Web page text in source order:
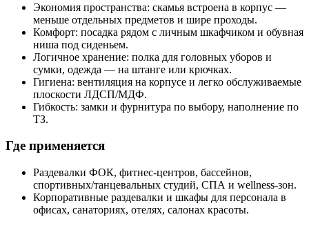
Экономия пространства: скамья встроена в корпус —
меньше отдельных предметов и шире проходы.
Комфорт: посадка рядом с личным шкафчиком и обувная
ниша под сиденьем.
Логичное хранение: полка для головных уборов и
сумки, одежда — на штанге или крючках.
Гигиена: вентиляция на корпусе и легко обслуживаемые
плоскости ЛДСП/МДФ.
Гибкость: замки и фурнитура по выбору, наполнение по
ТЗ.
Где применяется
Раздевалки ФОК, фитнес‑центров, бассейнов,
спортивных/танцевальных студий, СПА и wellness‑зон.
Корпоративные раздевалки и шкафы для персонала в
офисах, санаториях, отелях, салонах красоты.